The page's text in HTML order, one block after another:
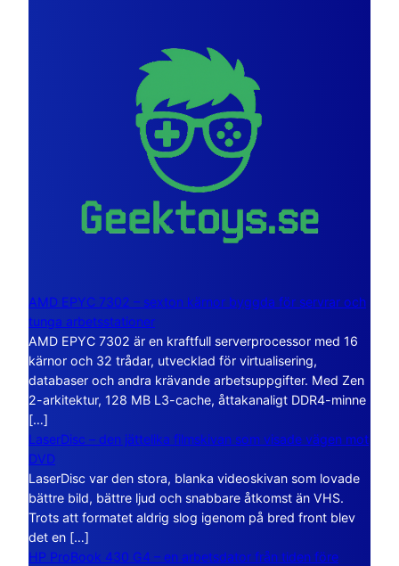
AMD EPYC 7302 – sexton kärnor byggda för servrar och
tunga arbetsstationer
AMD EPYC 7302 är en kraftfull serverprocessor med 16
kärnor och 32 trådar, utvecklad för virtualisering,
databaser och andra krävande arbetsuppgifter. Med Zen
2-arkitektur, 128 MB L3-cache, åttakanaligt DDR4-minne
[…]
LaserDisc – den jättelika filmskivan som visade vägen mot
DVD
LaserDisc var den stora, blanka videoskivan som lovade
bättre bild, bättre ljud och snabbare åtkomst än VHS.
Trots att formatet aldrig slog igenom på bred front blev
det en […]
HP ProBook 430 G4 – en arbetsdator från tiden före